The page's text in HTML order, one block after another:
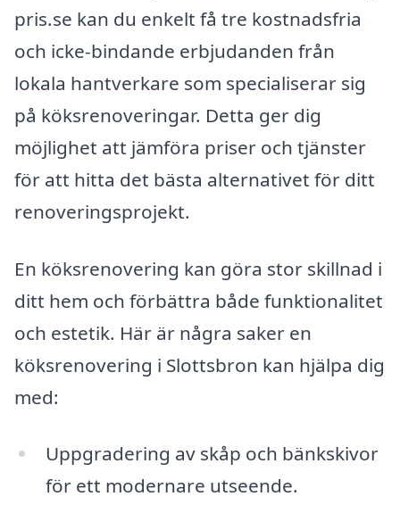
pris.se kan du enkelt få tre kostnadsfria
och icke-bindande erbjudanden från
lokala hantverkare som specialiserar sig
på köksrenoveringar. Detta ger dig
möjlighet att jämföra priser och tjänster
för att hitta det bästa alternativet för ditt
renoveringsprojekt.
En köksrenovering kan göra stor skillnad i
ditt hem och förbättra både funktionalitet
och estetik. Här är några saker en
köksrenovering i Slottsbron kan hjälpa dig
med:
Uppgradering av skåp och bänkskivor
för ett modernare utseende.